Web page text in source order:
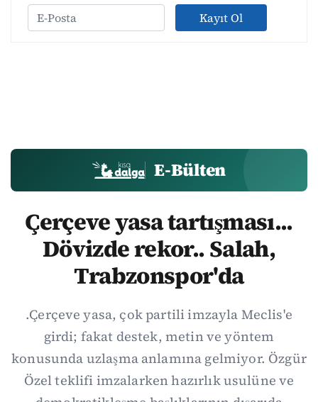
Kayıt Ol
E-Bülten
Çerçeve yasa tartışması...
Dövizde rekor.. Salah,
Trabzonspor'da
.Çerçeve yasa, çok partili imzayla Meclis'e
girdi; fakat destek, metin ve yöntem
konusunda uzlaşma anlamına gelmiyor. Özgür
Özel teklifi imzalarken hazırlık usulüne ve